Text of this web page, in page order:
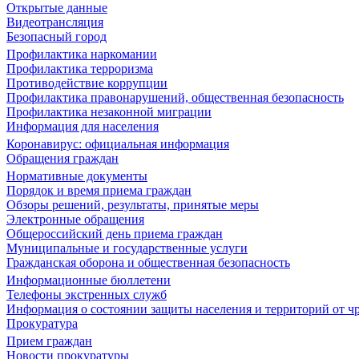
Открытые данные
Видеотрансляция
Безопасный город
Профилактика наркомании
Профилактика терроризма
Противодействие коррупции
Профилактика правонарушений, общественная безопасность
Профилактика незаконной миграции
Информация для населения
Коронавирус: официальная информация
Обращения граждан
Нормативные документы
Порядок и время приема граждан
Обзоры решений, результаты, принятые меры
Электронные обращения
Общероссийский день приема граждан
Муниципальные и государственные услуги
Гражданская оборона и общественная безопасность
Информационные бюллетени
Телефоны экстренных служб
Информация о состоянии защиты населения и территорий от
Прокуратура
Прием граждан
Новости прокуратуры